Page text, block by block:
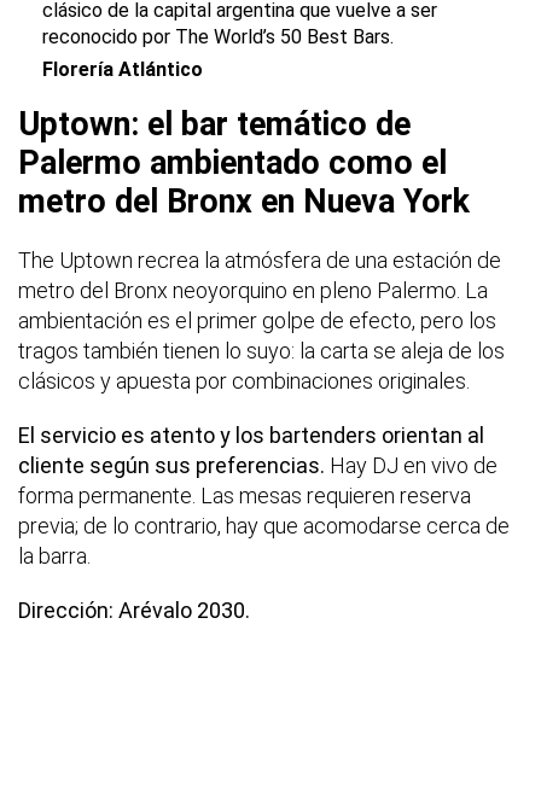
clásico de la capital argentina que vuelve a ser
reconocido por The World’s 50 Best Bars.
Florería Atlántico
Uptown: el bar temático de
Palermo ambientado como el
metro del Bronx en Nueva York
The Uptown recrea la atmósfera de una estación de
metro del Bronx neoyorquino en pleno Palermo. La
ambientación es el primer golpe de efecto, pero los
tragos también tienen lo suyo: la carta se aleja de los
clásicos y apuesta por combinaciones originales.
El servicio es atento y los bartenders orientan al
cliente según sus preferencias. Hay DJ en vivo de
forma permanente. Las mesas requieren reserva
previa; de lo contrario, hay que acomodarse cerca de
la barra.
Dirección: Arévalo 2030.